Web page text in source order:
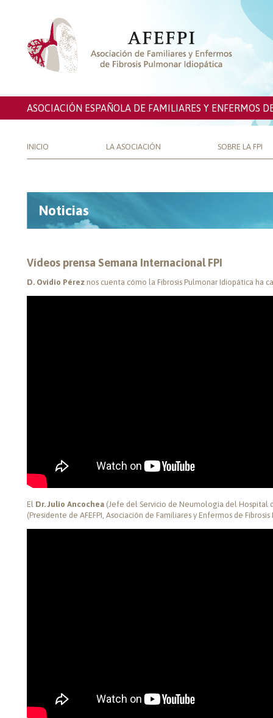
ASOCIACIÓN ESPAÑOLA DE FAMILIARES Y ENFERMOS
INICIO LA ASOCIACIÓN SOBRE LA FPI
Noticias
Vídeos prensa Semana Internacional FPI
D. Ovidio Pérez nos cuenta cómo la Fibrosis Pulmonar Idiopática ha
El Dr. Julio Ancochea (Jefe del Servicio de Neumología del Hospital
(Presidente de AFEFPI, Asociación de Familiares y Enfermos de